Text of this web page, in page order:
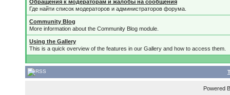
Обращения к модераторам и жалобы на сообщения
Где найти список модераторов и администраторов форума.
Community Blog
More information about the Community Blog module.
Using the Gallery
This is a quick overview of the features in our Gallery and how to access them.
Powered